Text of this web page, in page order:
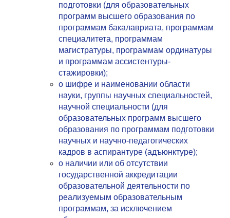
подготовки (для образовательных
программ высшего образования по
программам бакалавриата, программам
специалитета, программам
магистратуры, программам ординатуры
и программам ассистентуры-
стажировки);
о шифре и наименовании области
науки, группы научных специальностей,
научной специальности (для
образовательных программ высшего
образования по программам подготовки
научных и научно-педагогических
кадров в аспирантуре (адъюнктуре);
о наличии или об отсутствии
государственной аккредитации
образовательной деятельности по
реализуемым образовательным
программам, за исключением